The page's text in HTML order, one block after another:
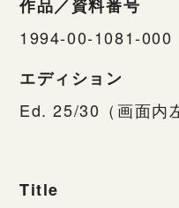
作品／資料番号
1994-00-1081-000
エディション
Ed. 25/30（画面内
Title